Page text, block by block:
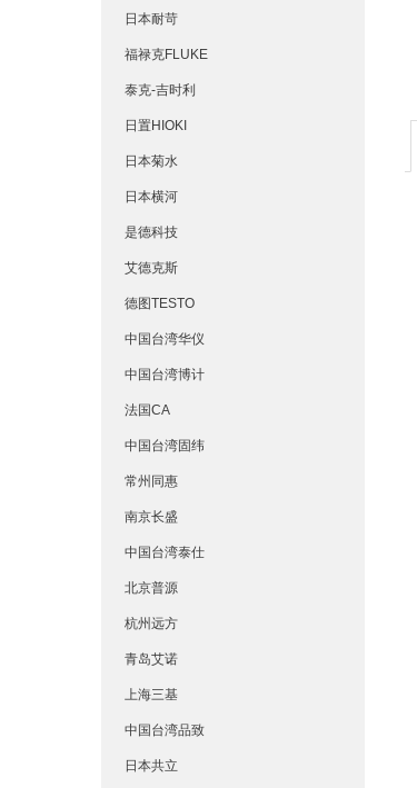
日本耐苛
福禄克FLUKE
泰克-吉时利
日置HIOKI
日本菊水
日本横河
是德科技
艾德克斯
德图TESTO
中国台湾华仪
中国台湾博计
法国CA
中国台湾固纬
常州同惠
南京长盛
中国台湾泰仕
北京普源
杭州远方
青岛艾诺
上海三基
中国台湾品致
日本共立